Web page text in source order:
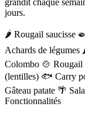
jours.
🌶️ Rougail saucisse
Achards de légumes
Colombo 🍲 Rougail
(lentilles) 🐟 Carry
Gâteau patate 🌴
Fonctionnalités